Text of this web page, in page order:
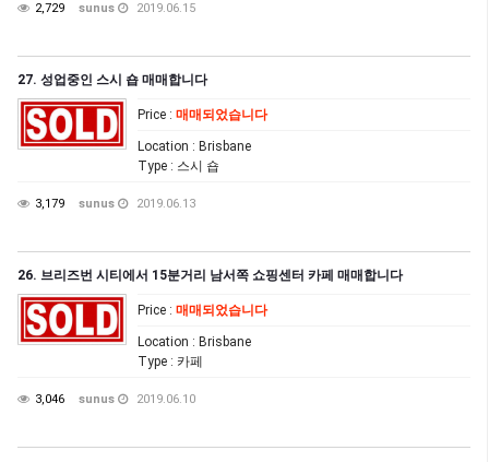
2,729 sunus 2019.06.15
27. 성업중인 스시 숍 매매합니다
Price : 매매되었습니다
Location : Brisbane
Type : 스시 숍
3,179 sunus 2019.06.13
26. 브리즈번 시티에서 15분거리 남서쪽 쇼핑센터 카페 매매합니다
Price : 매매되었습니다
Location : Brisbane
Type : 카페
3,046 sunus 2019.06.10